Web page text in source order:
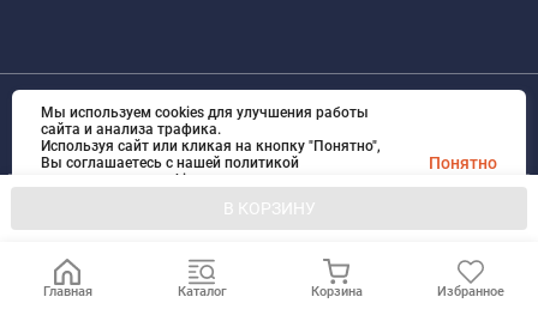
В КОРЗИНУ
© 2010 - 2026 Ультра Все права защищены Ультра - Калининградский
интернет-магазин. Все права защищены.
Вся информация на сайте носит справочный характер и не является
публичной офертой, определяемой положениями Статьи 437 Гражданского
Главная Каталог Корзина Избранное
Мы используем cookies для улучшения работы
сайта и анализа трафика.
Используя сайт или кликая на кнопку "Понятно",
Вы соглашаетесь с нашей политикой
использования cookies.
Понятно